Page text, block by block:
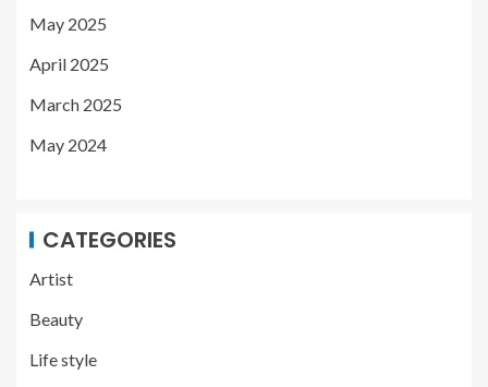
May 2025
April 2025
March 2025
May 2024
CATEGORIES
Artist
Beauty
Life style